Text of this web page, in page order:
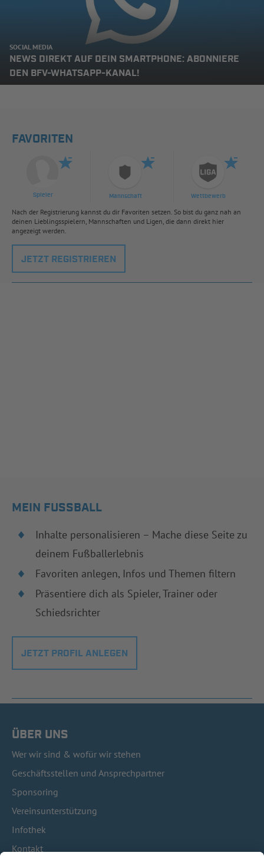
SOCIAL MEDIA
NEWS DIREKT AUF DEIN SMARTPHONE: ABONNIERE
DEN BFV-WHATSAPP-KANAL!
FAVORITEN
Spieler Mannschaft Wettbewerb
Nach der Registrierung kannst du dir Favoriten setzen. So bist du ganz nah an
deinen Lieblingsspielern, Mannschaften und Ligen, die dann direkt hier
angezeigt werden.
JETZT REGISTRIEREN
MEIN FUSSBALL
Inhalte personalisieren – Mache diese Seite zu
deinem Fußballerlebnis
Favoriten anlegen, Infos und Themen filtern
Präsentiere dich als Spieler, Trainer oder
Schiedsrichter
JETZT PROFIL ANLEGEN
ÜBER UNS
Wer wir sind & wofür wir stehen
Geschäftsstellen und Ansprechpartner
Sponsoring
Vereinsunterstützung
Infothek
Kontakt